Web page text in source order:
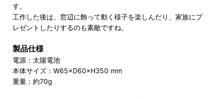
す。
工作した後は、窓辺に飾って動く様子を楽しんだり、家族にプ
レゼントしたりするのも素敵ですね。
製品仕様
電源：太陽電池
本体サイズ：W65×D60×H350 mm
重量：約70g